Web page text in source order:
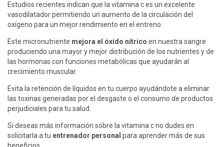
Estudios recientes indican que la vitamina c es un excelente
vasodilatador permitiendo un aumento de la circulación del
oxígeno para un mejor rendimiento en el entreno.
Este micronutriente mejora el óxido nítrico en nuestra sangre
produciendo una mayor y mejor distribución de los nutrientes y de
las hormonas con funciones metabólicas que ayudarán al
crecimiento muscular.
Evita la retención de líquidos en tu cuerpo ayudándote a eliminar
las toxinas generadas por el desgaste o el consumo de productos
perjudiciales para tu salud.
Si deseas más información sobre la vitamina c no dudes en
solicitarla a tu entrenador personal para aprender más de sus